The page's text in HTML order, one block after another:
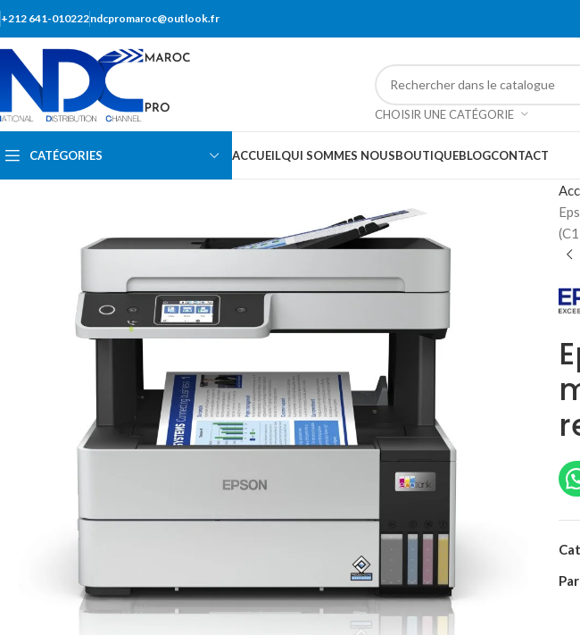
+212 641-010222ndcpromaroc@outlook.fr
CHOISIR UNE CATÉGORIE
CATÉGORIES ACCUEILQUI SOMMES NOUSBOUTIQUEBLOGCONTACT